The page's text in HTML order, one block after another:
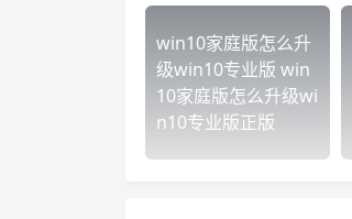
win10家庭版怎么升
级win10专业版 win
10家庭版怎么升级wi
n10专业版正版